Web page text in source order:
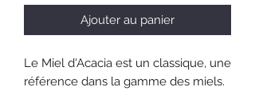
Ajouter au panier
Le Miel d'Acacia est un classique, une
référence dans la gamme des miels.